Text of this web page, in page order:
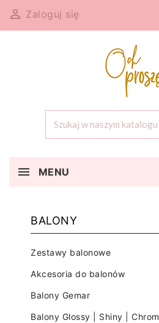
 Zaloguj się
MENU
BALONY
Zestawy balonowe
Akcesoria do balonów
Balony Gemar
Balony Glossy | Shiny | Chrom